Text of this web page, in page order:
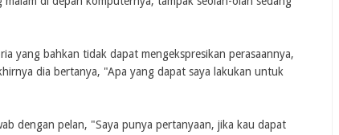
yang bahkan tidak dapat mengekspresikan perasaannya,
dia bertanya, "Apa yang dapat saya lakukan untuk
dengan pelan, "Saya punya pertanyaan, jika kau dapat